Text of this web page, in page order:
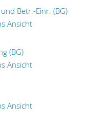
Betr.-Einr. (BG)
Ansicht
(BG)
Ansicht
Ansicht